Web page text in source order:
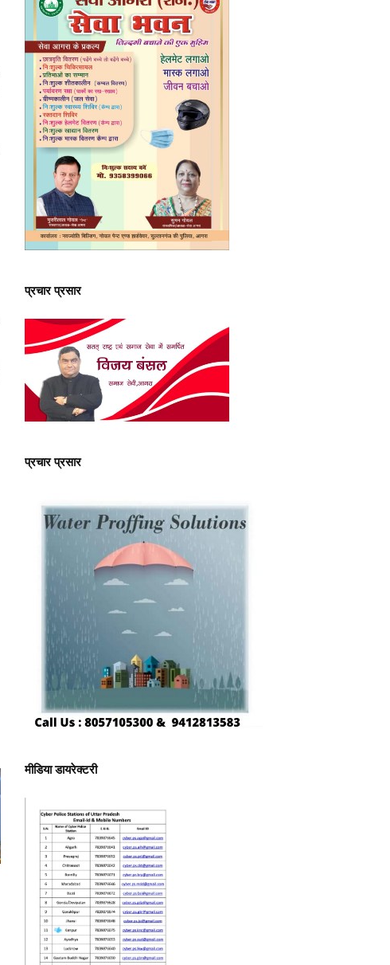
प्रचार प्रसार
प्रचार प्रसार
मीडिया डायरेक्टरी